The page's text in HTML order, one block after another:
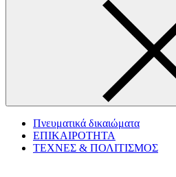
Πνευματικά δικαιώματα
ΕΠΙΚΑΙΡΟΤΗΤΑ
ΤΕΧΝΕΣ & ΠΟΛΙΤΙΣΜΟΣ